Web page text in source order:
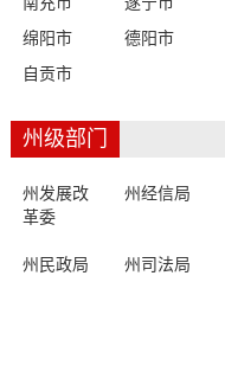
绵阳市
德阳市
自贡市
州级部门
州发展改
革委
州经信局
州民政局
州司法局